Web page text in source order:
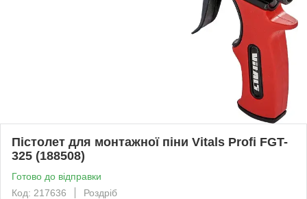
Пістолет для монтажної піни Vitals Profi FGT-
325 (188508)
Готово до відправки
Код: 217636
Роздріб